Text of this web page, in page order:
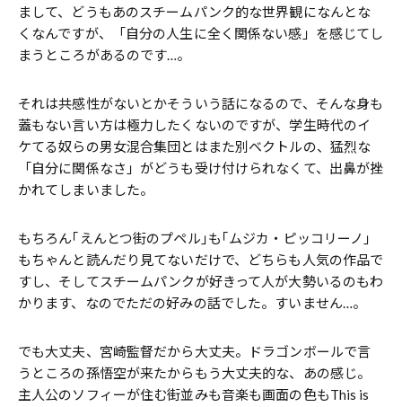
まして、どうもあのスチームパンク的な世界観になんとな
くなんですが、「自分の人生に全く関係ない感」を感じてし
まうところがあるのです…。
それは共感性がないとかそういう話になるので、そんな身も
蓋もない言い方は極力したくないのですが、学生時代のイ
ケてる奴らの男女混合集団とはまた別ベクトルの、猛烈な
「自分に関係なさ」がどうも受け付けられなくて、出鼻が挫
かれてしまいました。
もちろん｢えんとつ街のプペル｣も｢ムジカ・ピッコリーノ｣
もちゃんと読んだり見てないだけで、どちらも人気の作品で
すし、そしてスチームパンクが好きって人が大勢いるのもわ
かります、なのでただの好みの話でした。すいません…。
でも大丈夫、宮崎監督だから大丈夫。ドラゴンボールで言
うところの孫悟空が来たからもう大丈夫的な、あの感じ。
主人公のソフィーが住む街並みも音楽も画面の色もThis is